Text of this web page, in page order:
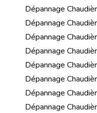
Dépannage
Dépannage
Dépannage
Dépannage
Dépannage
Dépannage
Dépannage
Dépannage